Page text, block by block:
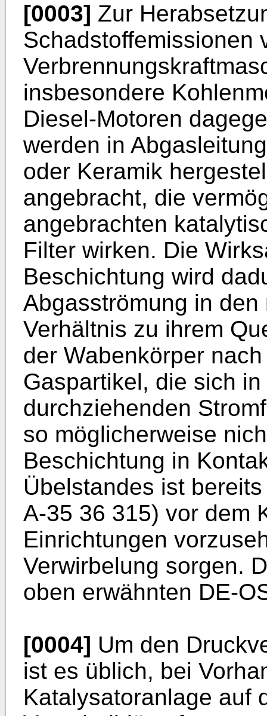
[0003] Zur
Schadstoffemissionen
insbesondere
Diesel-Motoren
werden in
oder Keramik
angebracht, die
angebrachten
Filter wirken. Die
Beschichtung wird
Abgasströmung in
Verhältnis zu ihrem
der Wabenkörper
Gaspartikel, die sich
durchziehenden
so möglicherweise
Beschichtung in
Übelstandes ist
A-35 36 315) vor dem
Einrichtungen
Verwirbelung sorgen.
oben erwähnten DE-
[0004] Um den
ist es üblich, bei
Katalysatoranlage auf